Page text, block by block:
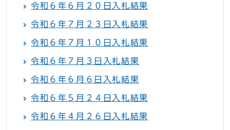
令和６年６月２０日入札結果
令和６年７月２３日入札結果
令和６年７月１０日入札結果
令和６年７月３日入札結果
令和６年６月６日入札結果
令和６年５月２４日入札結果
令和６年４月２６日入札結果